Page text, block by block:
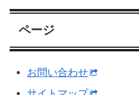
ページ
お問い合わせ